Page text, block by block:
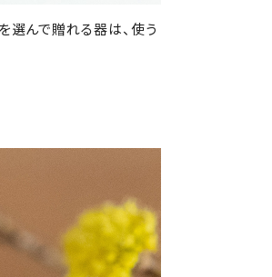
選んで贈れる器は、使う